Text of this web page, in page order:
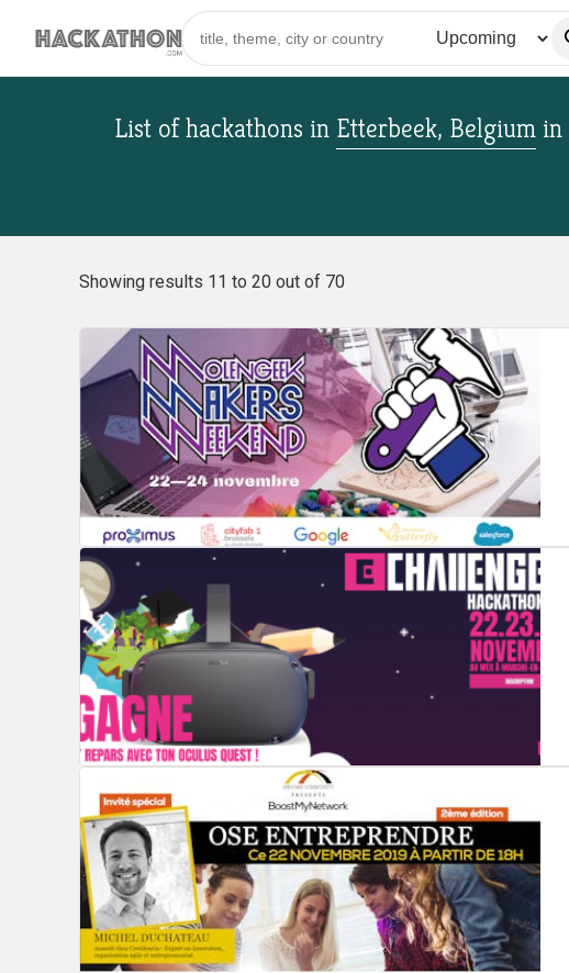
List of hackathons in Etterbeek, Belgium in
Showing results 11 to 20 out of 70